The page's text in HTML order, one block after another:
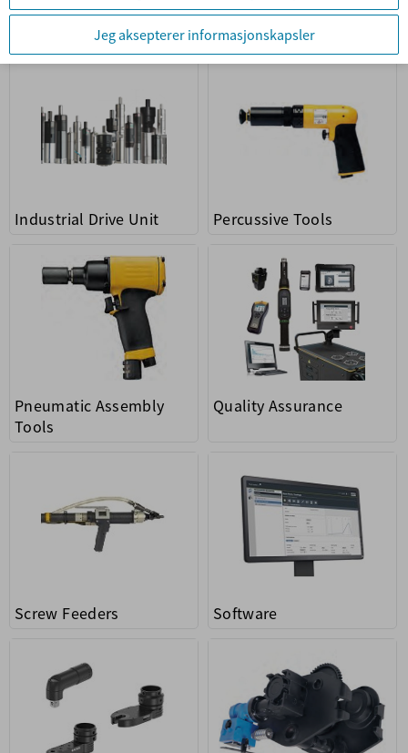
Hydraulic Tools
Industrial Drive Unit Percussive Tools
Pneumatic Assembly
Tools
Quality Assurance
Screw Feeders Software